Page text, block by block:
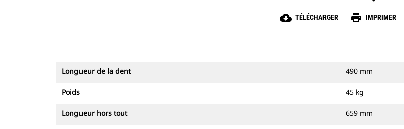
cloud_download TÉLÉCHARGER print IMPRIMER
Longueur de la dent 490 mm
Poids 45 kg
Longueur hors tout 659 mm